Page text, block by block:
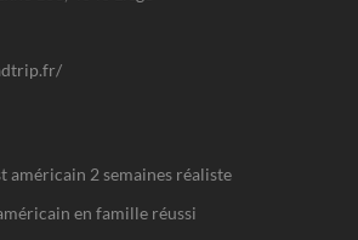
américain 2 semaines réaliste
en famille réussi